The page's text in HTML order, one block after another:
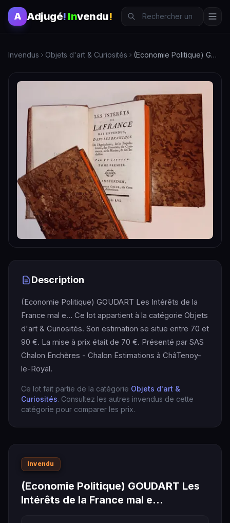
A Adjugé! Invendu!
Invendus Objets d'art & Curiosités (Economie Politique) GOUDART Les Intérêts de la France mal e…
Description
(Economie Politique) GOUDART Les Intérêts de la
France mal e… Ce lot appartient à la catégorie Objets
d'art & Curiosités. Son estimation se situe entre 70 et
90 €. La mise à prix était de 70 €. Présenté par SAS
Chalon Enchères - Chalon Estimations à ChâTenoy-
le-Royal.
Ce lot fait partie de la catégorie Objets d'art &
Curiosités. Consultez les autres invendus de cette
catégorie pour comparer les prix.
Invendu
(Economie Politique) GOUDART Les
Intérêts de la France mal e…